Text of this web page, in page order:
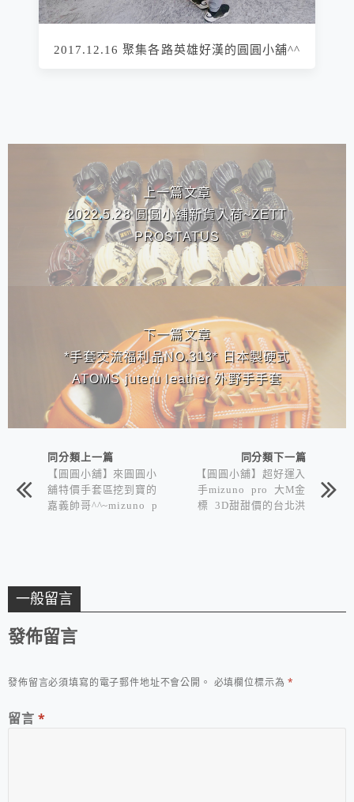
2017.12.16 聚集各路英雄好漢的圓圓小舖^^
上一篇文章
2022.5.28 圓圓小舖新貨入荷~ZETT
PROSTATUS
下一篇文章
*手套交流福利品NO.313* 日本製硬式
ATOMS juteru leather 外野手手套
同分類上一篇
【圓圓小舖】來圓圓小
舖特價手套區挖到寶的
嘉義帥哥^^~mizuno p
同分類下一篇
【圓圓小舖】超好運入
手mizuno pro 大M金
標 3D甜甜價的台北洪
一般留言
發佈留言
發佈留言必須填寫的電子郵件地址不會公開。 必填欄位標示為*
留言 *